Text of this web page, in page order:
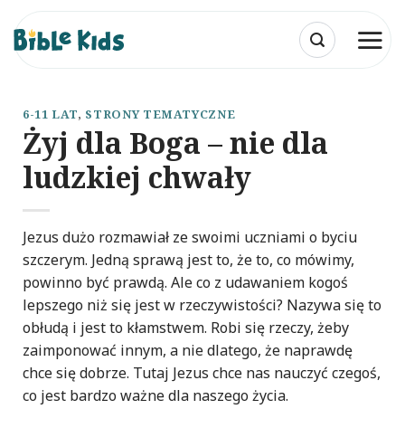
Przewiń
do
zawartości
6-11 LAT, STRONY TEMATYCZNE
Żyj dla Boga – nie dla
ludzkiej chwały
Jezus dużo rozmawiał ze swoimi uczniami o byciu
szczerym. Jedną sprawą jest to, że to, co mówimy,
powinno być prawdą. Ale co z udawaniem kogoś
lepszego niż się jest w rzeczywistości? Nazywa się to
obłudą i jest to kłamstwem. Robi się rzeczy, żeby
zaimponować innym, a nie dlatego, że naprawdę
chce się dobrze. Tutaj Jezus chce nas nauczyć czegoś,
co jest bardzo ważne dla naszego życia.